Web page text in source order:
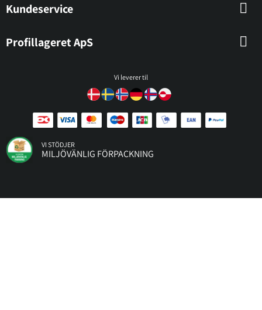
Kundeservice
Profillageret ApS
Vi leverer til
VI STÖDJER
MILJÖVÄNLIG FÖRPACKNING